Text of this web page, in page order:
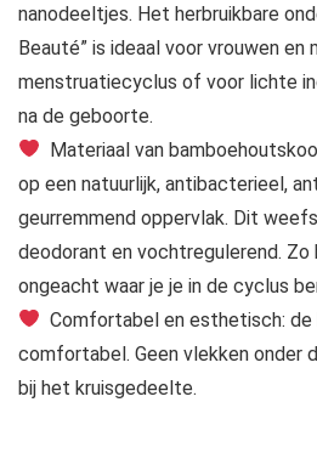
nanodeeltjes. Het herbruikbare
Beauté” is ideaal voor vrouwen en
menstruatiecyclus of voor lichte
na de geboorte.
Materiaal van
op een natuurlijk, antibacterieel,
geurremmend oppervlak. Dit
deodorant en vochtregulerend. Zo
ongeacht waar je je in de cyclus
Comfortabel en esthetisch:
comfortabel. Geen vlekken onder
bij het kruisgedeelte.